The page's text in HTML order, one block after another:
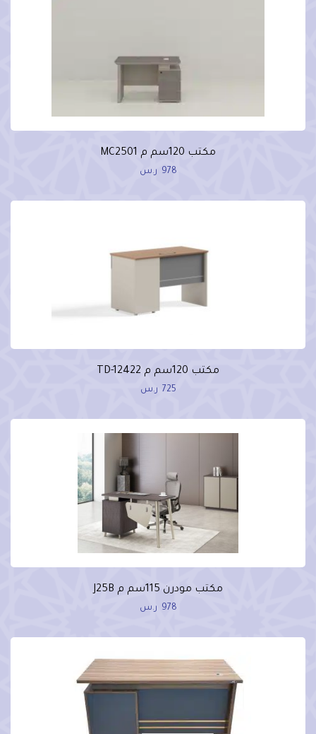
مكتب 120سم م MC2501
978 ر.س
مكتب 120سم م TD-12422
725 ر.س
مكتب مودرن 115سم م J25B
978 ر.س